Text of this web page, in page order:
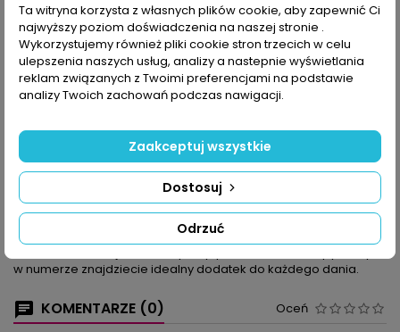
OPIS SZCZEGÓŁY PRODUKTU
Świetne, pomysłowe przepisy na grilla! Nieważne, w jak dużym
gronie chcecie grillować. W niniejszym zeszycie
grona. Obok dań mięsnych – steków, sznycli, roladek,
szaszłyków, kiełbasek i kotletów mielonych – znajdziecie też
propozycje dla miłośników ryb i owoców morza. Nie zabraknie
też dań wegetariańskich – warzywne szaszłyki, ziemniaki z folii,
grillowany bakłażan i cukinia to tylko niektóre z nich. Słodkim
urozmaiceniem będą owoce z grilla, w tym pyszne jabłka z
nadzieniem. Trudno wyobrazić sobie grillowane potrawy bez
w numerze znajdziecie idealny dodatek do każdego dania.
KOMENTARZE (0) Oceń
Ta witryna korzysta z własnych plików cookie, aby zapewnić Ci
najwyższy poziom doświadczenia na naszej stronie .
Wykorzystujemy również pliki cookie stron trzecich w celu
ulepszenia naszych usług, analizy a nastepnie wyświetlania
reklam związanych z Twoimi preferencjami na podstawie
analizy Twoich zachowań podczas nawigacji.
Odrzuć
Dostosuj
Zaakceptuj wszystkie